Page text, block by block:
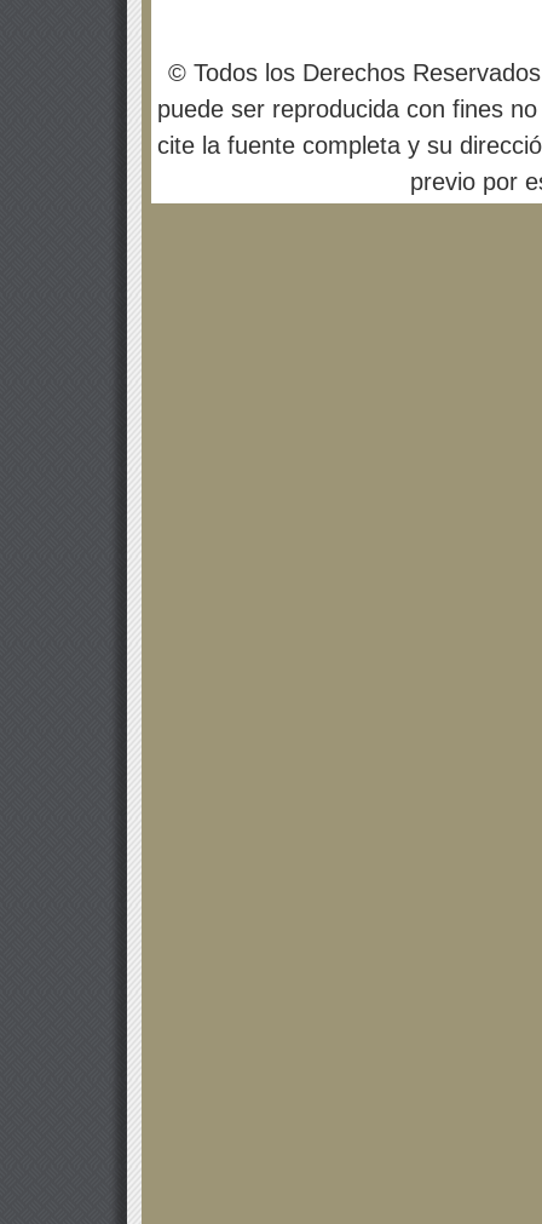
© Todos los Derechos
puede ser reproducida con fines
cite la fuente completa y su
previo por